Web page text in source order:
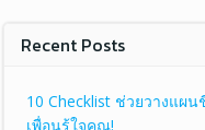
Recent Posts
10 Checklist ช่วยวางแผ
เพื่อนรู้ใจคุณ!